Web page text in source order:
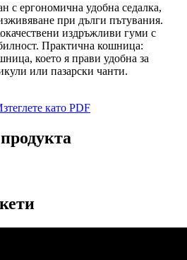
с ергономична удобна седалка,
при дълги пътувания.
издръжливи гуми с
Практична кошница:
което я прави удобна за
или пазарски чанти.
като PDF